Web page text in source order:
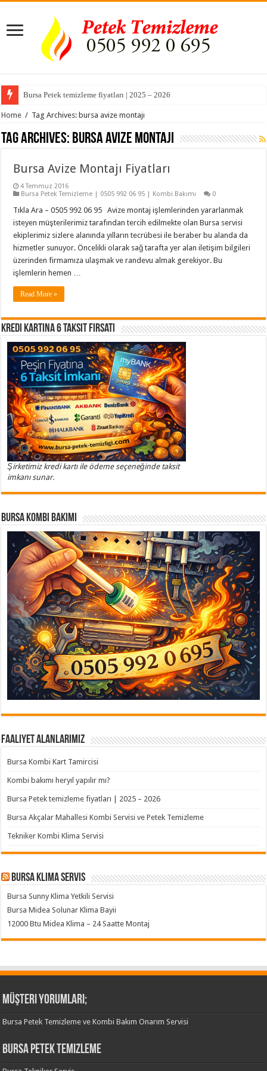
Bursa Petek temizleme fiyatları | 2025 – 2026
Home / Tag Archives: bursa avize montajı
Tag Archives: bursa avize montajı
Bursa Avize Montajı Fiyatları
4 Temmuz 2016
Bursa Petek Temizleme | 0505 992 06 95 | Kombi Bakımı
0
Tıkla Ara – 0505 992 06 95 Avize montaj işlemlerinden yararlanmak
isteyen müşterilerimiz tarafından tercih edilmekte olan Bursa servisi
ekiplerimiz sizlere alanında yılların tecrübesi ile beraber bu alanda da
hizmetler sunuyor. Öncelikli olarak sağ tarafta yer alan iletişim bilgileri
üzerinden firmamıza ulaşmak ve randevu almak gerekiyor. Bu
işlemlerin hemen …
Read More »
Kredi Kartına 6 Taksit Fırsatı
Şirketimiz kredi kartı ile ödeme seçeneğinde taksit
imkanı sunar.
Bursa Kombi Bakımı
Faaliyet Alanlarımız
Bursa Kombi Kart Tamircisi
Kombi bakımı heryıl yapılır mı?
Bursa Petek temizleme fiyatları | 2025 – 2026
Bursa Akçalar Mahallesi Kombi Servisi ve Petek Temizleme
Tekniker Kombi Klima Servisi
Bursa klima servis
Bursa Sunny Klima Yetkili Servisi
Bursa Midea Solunar Klima Bayii
12000 Btu Midea Klima – 24 Saatte Montaj
Müşteri Yorumları;
Bursa Petek Temizleme ve Kombi Bakım Onarım Servisi
Bursa Petek Temizleme